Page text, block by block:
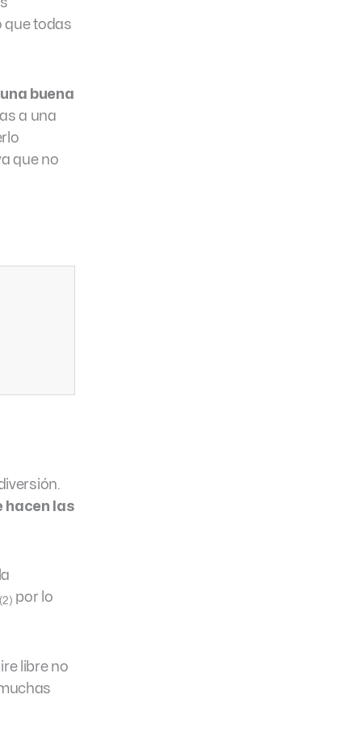
que todas
buena
a una
que no
hacen las
(2) por lo
libre no